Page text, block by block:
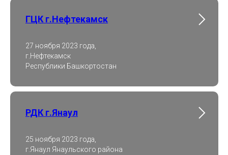
ГЦК г.Нефтекамск
27 ноября 2023 года,
г.Нефтекамск
Республики Башкортостан
РДК г.Янаул
25 ноября 2023 года,
г.Янаул Янаульского района